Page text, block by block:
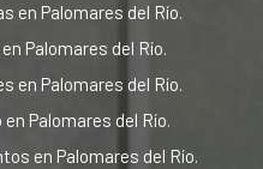
en Palomares del Río.
Palomares del Río.
en Palomares del Río.
Palomares del Río.
en Palomares del Río.